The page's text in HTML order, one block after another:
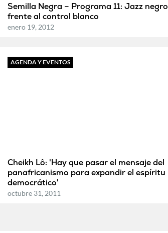
Semilla Negra – Programa 11: Jazz negro
frente al control blanco
enero 19, 2012
AGENDA Y EVENTOS
Cheikh Lô: 'Hay que pasar el mensaje del
panafricanismo para expandir el espíritu
democrático'
octubre 31, 2011